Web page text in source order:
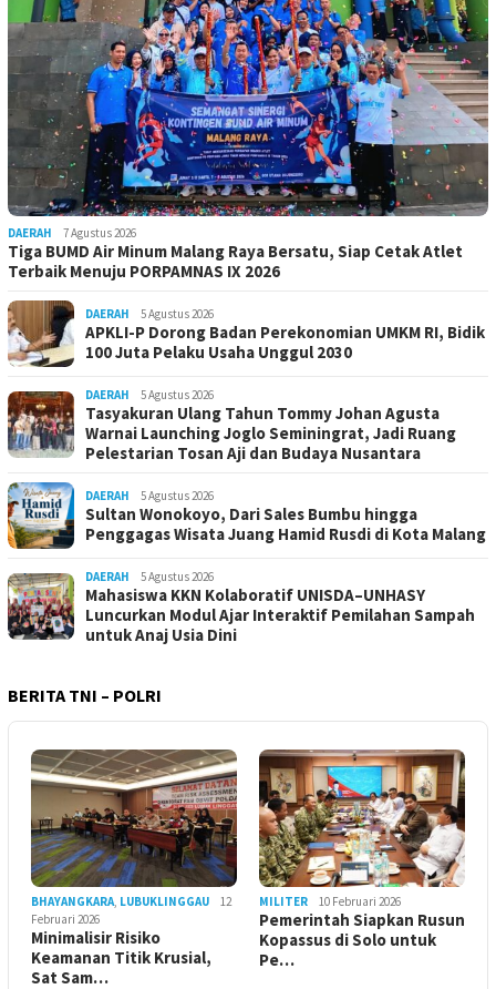
DAERAH 7 Agustus 2026
Tiga BUMD Air Minum Malang Raya Bersatu, Siap Cetak Atlet
Terbaik Menuju PORPAMNAS IX 2026
DAERAH 5 Agustus 2026
APKLI-P Dorong Badan Perekonomian UMKM RI, Bidik
100 Juta Pelaku Usaha Unggul 2030
DAERAH 5 Agustus 2026
Tasyakuran Ulang Tahun Tommy Johan Agusta
Warnai Launching Joglo Seminingrat, Jadi Ruang
Pelestarian Tosan Aji dan Budaya Nusantara
DAERAH 5 Agustus 2026
Sultan Wonokoyo, Dari Sales Bumbu hingga
Penggagas Wisata Juang Hamid Rusdi di Kota Malang
DAERAH 5 Agustus 2026
Mahasiswa KKN Kolaboratif UNISDA–UNHASY
Luncurkan Modul Ajar Interaktif Pemilahan Sampah
untuk Anaj Usia Dini
BERITA TNI – POLRI
BHAYANGKARA LUBUKLINGGAU
12
Februari 2026
Minimalisir Risiko
Keamanan Titik Krusial,
Sat Sam…
MILITER 10 Februari 2026
Pemerintah Siapkan Rusun
Kopassus di Solo untuk
Pe…